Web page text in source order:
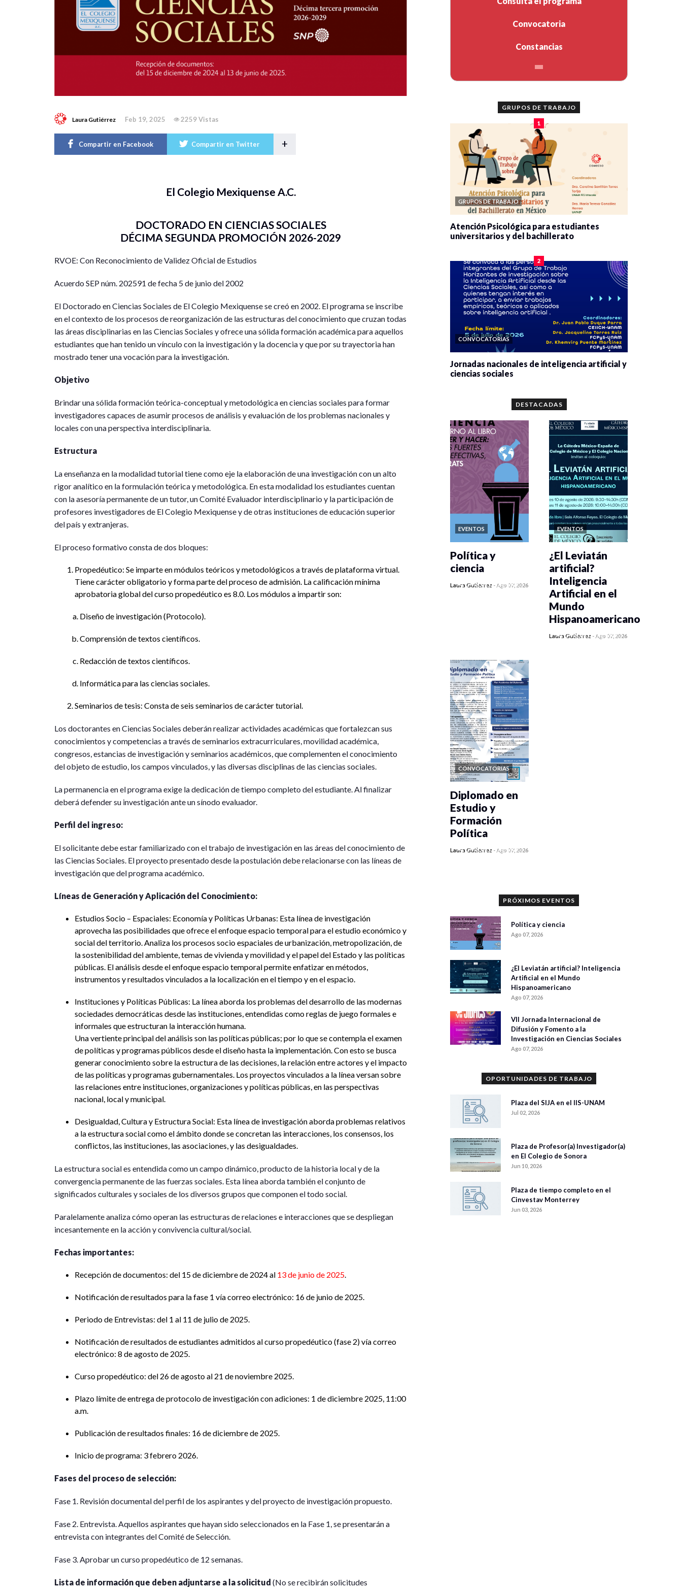
Laura Gutiérrez Feb 19, 2025 2259 Vistas
Compartir en Facebook Compartir en Twitter +
El Colegio Mexiquense A.C.
DOCTORADO EN CIENCIAS SOCIALES
DÉCIMA SEGUNDA PROMOCIÓN 2026-2029
RVOE: Con Reconocimiento de Validez Oficial de Estudios
Acuerdo SEP núm. 202591 de fecha 5 de junio del 2002
El Doctorado en Ciencias Sociales de El Colegio Mexiquense se creó en 2002. El programa se inscribe
en el contexto de los procesos de reorganización de las estructuras del conocimiento que cruzan todas
las áreas disciplinarias en las Ciencias Sociales y ofrece una sólida formación académica para aquellos
estudiantes que han tenido un vínculo con la investigación y la docencia y que por su trayectoria han
mostrado tener una vocación para la investigación.
Objetivo
Brindar una sólida formación teórica-conceptual y metodológica en ciencias sociales para formar
investigadores capaces de asumir procesos de análisis y evaluación de los problemas nacionales y
locales con una perspectiva interdisciplinaria.
Estructura
La enseñanza en la modalidad tutorial tiene como eje la elaboración de una investigación con un alto
rigor analítico en la formulación teórica y metodológica. En esta modalidad los estudiantes cuentan
con la asesoría permanente de un tutor, un Comité Evaluador interdisciplinario y la participación de
profesores investigadores de El Colegio Mexiquense y de otras instituciones de educación superior
del país y extranjeras.
El proceso formativo consta de dos bloques:
Propedéutico: Se imparte en módulos teóricos y metodológicos a través de plataforma virtual.
Tiene carácter obligatorio y forma parte del proceso de admisión. La calificación mínima
aprobatoria global del curso propedéutico es 8.0. Los módulos a impartir son:
Diseño de investigación (Protocolo).
Comprensión de textos científicos.
Redacción de textos científicos.
Informática para las ciencias sociales.
Seminarios de tesis: Consta de seis seminarios de carácter tutorial.
Los doctorantes en Ciencias Sociales deberán realizar actividades académicas que fortalezcan sus
conocimientos y competencias a través de seminarios extracurriculares, movilidad académica,
congresos, estancias de investigación y seminarios académicos, que complementen el conocimiento
del objeto de estudio, los campos vinculados, y las diversas disciplinas de las ciencias sociales.
La permanencia en el programa exige la dedicación de tiempo completo del estudiante. Al finalizar
deberá defender su investigación ante un sínodo evaluador.
Perfil del ingreso:
El solicitante debe estar familiarizado con el trabajo de investigación en las áreas del conocimiento de
las Ciencias Sociales. El proyecto presentado desde la postulación debe relacionarse con las líneas de
investigación que del programa académico.
Líneas de Generación y Aplicación del Conocimiento:
Estudios Socio – Espaciales: Economía y Políticas Urbanas: Esta línea de investigación
aprovecha las posibilidades que ofrece el enfoque espacio temporal para el estudio económico y
social del territorio. Analiza los procesos socio espaciales de urbanización, metropolización, de
la sostenibilidad del ambiente, temas de vivienda y movilidad y el papel del Estado y las políticas
públicas. El análisis desde el enfoque espacio temporal permite enfatizar en métodos,
instrumentos y resultados vinculados a la localización en el tiempo y en el espacio.
Instituciones y Políticas Públicas: La línea aborda los problemas del desarrollo de las modernas
sociedades democráticas desde las instituciones, entendidas como reglas de juego formales e
informales que estructuran la interacción humana.
Una vertiente principal del análisis son las políticas públicas; por lo que se contempla el examen
de políticas y programas públicos desde el diseño hasta la implementación. Con esto se busca
generar conocimiento sobre la estructura de las decisiones, la relación entre actores y el impacto
de las políticas y programas gubernamentales. Los proyectos vinculados a la línea versan sobre
las relaciones entre instituciones, organizaciones y políticas públicas, en las perspectivas
nacional, local y municipal.
Desigualdad, Cultura y Estructura Social: Esta línea de investigación aborda problemas relativos
a la estructura social como el ámbito donde se concretan las interacciones, los consensos, los
conflictos, las instituciones, las asociaciones, y las desigualdades.
La estructura social es entendida como un campo dinámico, producto de la historia local y de la
convergencia permanente de las fuerzas sociales. Esta línea aborda también el conjunto de
significados culturales y sociales de los diversos grupos que componen el todo social.
Paralelamente analiza cómo operan las estructuras de relaciones e interacciones que se despliegan
incesantemente en la acción y convivencia cultural/social.
Fechas importantes:
Recepción de documentos: del 15 de diciembre de 2024 al 13 de junio de 2025.
Notificación de resultados para la fase 1 vía correo electrónico: 16 de junio de 2025.
Periodo de Entrevistas: del 1 al 11 de julio de 2025.
Notificación de resultados de estudiantes admitidos al curso propedéutico (fase 2) vía correo
electrónico: 8 de agosto de 2025.
Curso propedéutico: del 26 de agosto al 21 de noviembre 2025.
Plazo límite de entrega de protocolo de investigación con adiciones: 1 de diciembre 2025, 11:00
a.m.
Publicación de resultados finales: 16 de diciembre de 2025.
Inicio de programa: 3 febrero 2026.
Fases del proceso de selección:
Fase 1. Revisión documental del perfil de los aspirantes y del proyecto de investigación propuesto.
Fase 2. Entrevista. Aquellos aspirantes que hayan sido seleccionados en la Fase 1, se presentarán a
entrevista con integrantes del Comité de Selección.
Fase 3. Aprobar un curso propedéutico de 12 semanas.
Lista de información que deben adjuntarse a la solicitud (No se recibirán solicitudes
Convocatoria
Constancias
GRUPOS DE TRABAJO
1
GRUPOS DE TRABAJO
Atención Psicológica para estudiantes
universitarios y del bachillerato
2
CONVOCATORIAS
Jornadas nacionales de inteligencia artificial y
ciencias sociales
DESTACADAS
EVENTOS
0 veces compartido
Política y
ciencia
Laura Gutiérrez -Ago 07, 2026
EVENTOS
0 veces compartido
¿El Leviatán
artificial?
Inteligencia
Artificial en el
Mundo
Hispanoamericano
Laura Gutiérrez -Ago 07, 2026
CONVOCATORIAS
0 veces compartido
Diplomado en
Estudio y
Formación
Política
Laura Gutiérrez -Ago 07, 2026
PRÓXIMOS EVENTOS
Política y ciencia
Ago 07, 2026
¿El Leviatán artificial? Inteligencia
Artificial en el Mundo
Hispanoamericano
Ago 07, 2026
VII Jornada Internacional de
Difusión y Fomento a la
Investigación en Ciencias Sociales
Ago 07, 2026
OPORTUNIDADES DE TRABAJO
Plaza del SIJA en el IIS-UNAM
Jul 02, 2026
Plaza de Profesor(a) Investigador(a)
en El Colegio de Sonora
Jun 10, 2026
Plaza de tiempo completo en el
Cinvestav Monterrey
Jun 03, 2026